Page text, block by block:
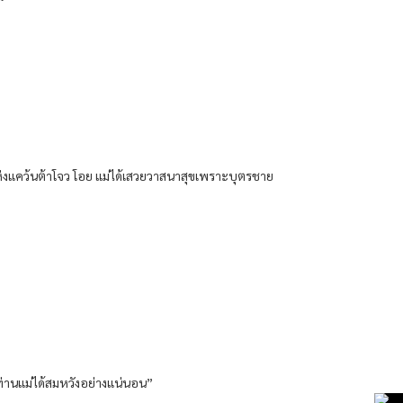
ว้นต้าโจว โอย แม่ได้เสวยวาสนาสุขเพราะบุตรชาย
นแม่ได้สมหวังอย่างแน่นอน”